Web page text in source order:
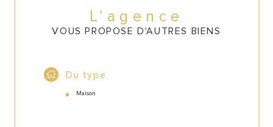
L'agence
VOUS PROPOSE D'AUTRES BIENS
Du type
Maison